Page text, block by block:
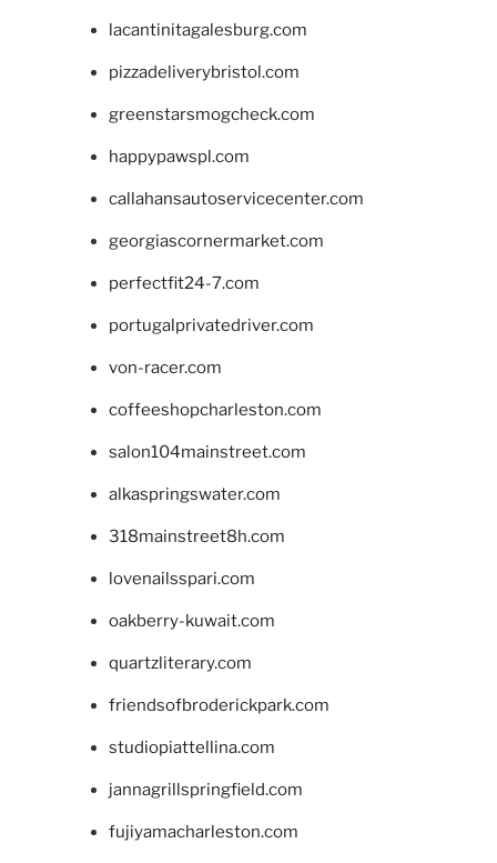
lacantinitagalesburg.com
pizzadeliverybristol.com
greenstarsmogcheck.com
happypawspl.com
callahansautoservicecenter.com
georgiascornermarket.com
perfectfit24-7.com
portugalprivatedriver.com
von-racer.com
coffeeshopcharleston.com
salon104mainstreet.com
alkaspringswater.com
318mainstreet8h.com
lovenailsspari.com
oakberry-kuwait.com
quartzliterary.com
friendsofbroderickpark.com
studiopiattellina.com
jannagrillspringfield.com
fujiyamacharleston.com